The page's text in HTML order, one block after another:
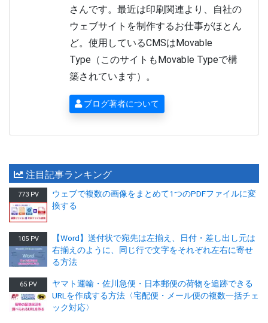
さんです。最近は印刷関連より、自社の
ウェブサイトを制作するお仕事がほとん
ど。使用しているCMSはMovable
Type（このサイトもMovable Typeで構
築されています）。
ブログ著者について
注目記事ランキング
773 PV
ウェブで複数の画像をまとめて1つのPDFファイルに変
換する
105 PV
【Word】送付状で宛先は左揃え、日付・差し出し元は
右揃えのように、同じ行で文字をそれぞれ左右に寄せ
る方法
65 PV
ヤマト運輸・佐川急便・日本郵便の荷物を追跡できる
URLを作成する方法〈宅配便・メール便の複数一括チェ
ック対応〉